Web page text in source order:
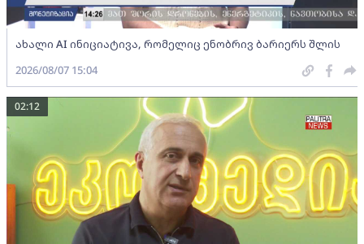
ახალი AI ინიციატივა, რომელიც ენობრივ ბარიერს შლის
2026/08/07 15:04
02:12